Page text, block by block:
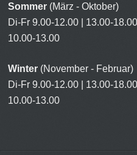
Sommer (März - Oktober)
Di-Fr 9.00-12.00 |
10.00-13.00
Winter (November - Februar)
Di-Fr 9.00-12.00 |
10.00-13.00